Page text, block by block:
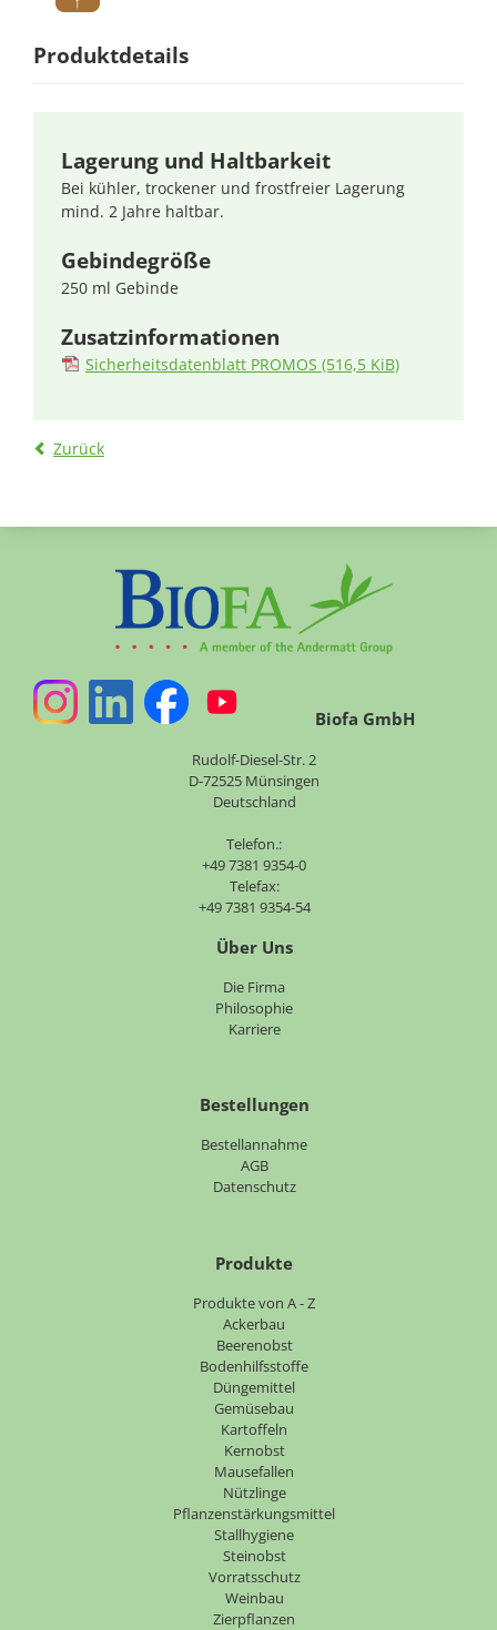
Produktdetails
Lagerung und Haltbarkeit
Bei kühler, trockener und frostfreier Lagerung
mind. 2 Jahre haltbar.
Gebindegröße
250 ml Gebinde
Zusatzinformationen
Sicherheitsdatenblatt PROMOS (516,5 KiB)
Zurück
Biofa GmbH
Rudolf-Diesel-Str. 2
D-72525 Münsingen
Deutschland
Telefon.:
+49 7381 9354-0
Telefax:
+49 7381 9354-54
Über Uns
Die Firma
Philosophie
Karriere
Bestellungen
Bestellannahme
AGB
Datenschutz
Produkte
Produkte von A - Z
Ackerbau
Beerenobst
Bodenhilfsstoffe
Düngemittel
Gemüsebau
Kartoffeln
Kernobst
Mausefallen
Nützlinge
Pflanzenstärkungsmittel
Stallhygiene
Steinobst
Vorratsschutz
Weinbau
Zierpflanzen